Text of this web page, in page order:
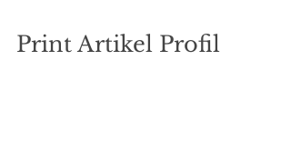
Print Artikel Profil